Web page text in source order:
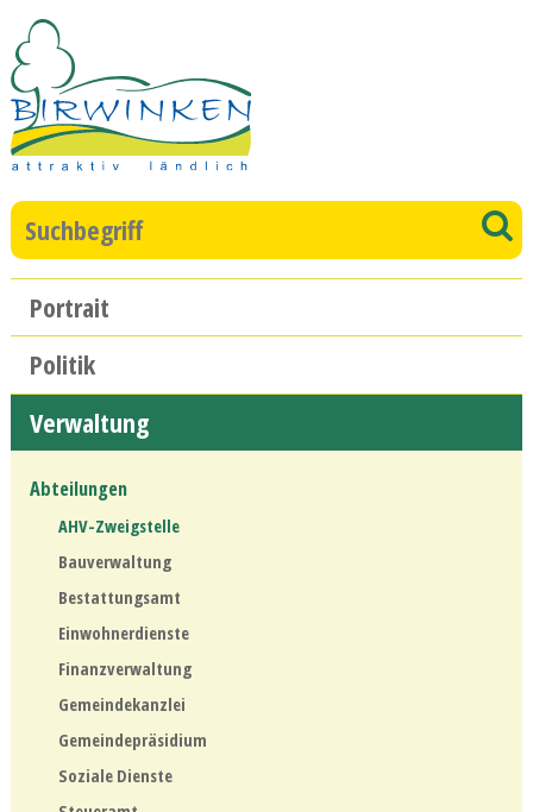
Suchbegriff
Hauptnavigation
Portrait
Politik
Verwaltung
Abteilungen
AHV-Zweigstelle
Bauverwaltung
Bestattungsamt
Einwohnerdienste
Finanzverwaltung
Gemeindekanzlei
Gemeindepräsidium
Soziale Dienste